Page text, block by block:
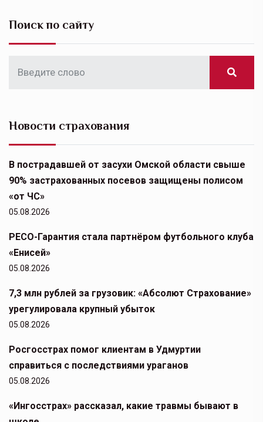
Поиск по сайту
Новости страхования
В пострадавшей от засухи Омской области свыше
90% застрахованных посевов защищены полисом
«от ЧС»
05.08.2026
РЕСО-Гарантия стала партнёром футбольного клуба
«Енисей»
05.08.2026
7,3 млн рублей за грузовик: «Абсолют Страхование»
урегулировала крупный убыток
05.08.2026
Росгосстрах помог клиентам в Удмуртии
справиться с последствиями ураганов
05.08.2026
«Ингосстрах» рассказал, какие травмы бывают в